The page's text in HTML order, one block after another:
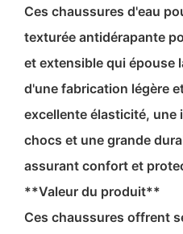
Ces chaussures d'eau
texturée antidérapante
et extensible qui épouse
d'une fabrication légère
excellente élasticité, une
chocs et une grande
assurant confort et
**Valeur du produit**
Ces chaussures offrent